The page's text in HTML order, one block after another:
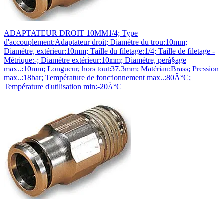
ADAPTATEUR DROIT 10MM1/4; Type
d'accouplement:Adaptateur droit; Diamètre du trou:10mm;
Diamètre, extérieur:10mm; Taille du filetage:1/4; Taille de filetage -
Métrique:-; Diamètre extérieur:10mm; Diamètre, perà§age
max..:10mm; Longueur, hors tout:37.3mm; Matériau:Brass; Pression
max..:18bar; Température de fonctionnement max..:80Â°C;
Température d'utilisation min:-20Â°C